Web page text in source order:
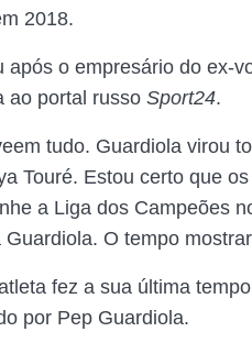
2018.
após o empresário do ex-
ao portal russo Sport24.
tudo. Guardiola virou
Touré. Estou certo que
a Liga dos Campeões
O tempo
fez a sua última
por Pep Guardiola.